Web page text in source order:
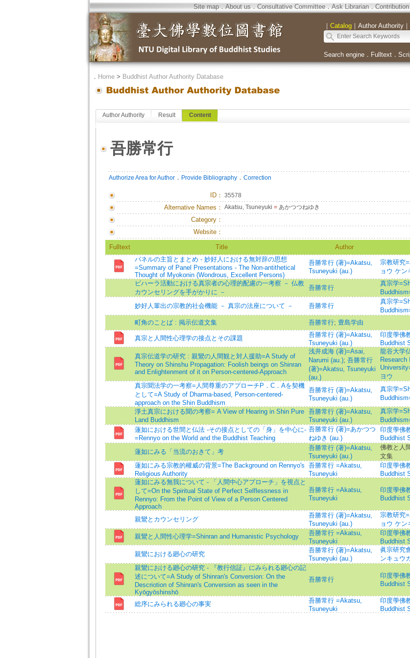
Site map．About us．Consultative Committee．Ask Librarian．Contribution
｜ Catalog｜ Author Authority｜
Search engine． Fulltext．
． Home> Buddhist Author Authority Database
Author Authority Result Content
吾勝常行
Authorize Area for Author． Provide Bibliography． Correction
ID： 35578
Alternative Names： Akatsu, Tsuneyuki =あかつつねゆき
Category：
Website：
Fulltext Title Author
パネルの主旨とまとめ - 妙好人における無対辞の思想
=Summary of Panel Presentations - The Non-antithetical
Thought of Myokonin (Wondrous, Excellent Persons)
吾勝常行 (著)=Akatsu,
Tsuneyuki (au.)
宗教研究
ョウ ケン
ビハーラ活動における真宗者の心理的配慮の一考察 － 仏教
カウンセリングを手がかりに －
吾勝常行
真宗学
妙好人輩出の宗教的社会機能 － 真宗の法座について － 吾勝常行
真宗学
町角のことば : 掲示伝道文集 吾勝常行; 豊島学由
真宗と人間性心理学の接点とその課題
吾勝常行 (著)=Akatsu,
Tsuneyuki (au.)
印度學佛
Buddhist
真宗伝道学の研究 : 親鸞の人間観と対人援助=A Study of
Theory on Shinshu Propagation: Foolish beings on Shinran
and Enlightenment of it on Person-centered-Approach
浅井成海 (著)=Asai,
Narumi (au.); 吾勝常行
(著)=Akatsu, Tsuneyuki
(au.)
龍谷大学
ヨウ
真宗聞法学の一考察=人間尊重のアプローチP．C．Aを契機
として=A Study of Dharma-based, Person-centered-
approach on the Shin Buddhism
吾勝常行 (著)=Akatsu,
Tsuneyuki (au.)
真宗学
淨土真宗における聞の考察= A View of Hearing in Shin Pure
Land Buddhism
吾勝常行 (著)=Akatsu,
Tsuneyuki (au.)
真宗学
蓮如における世間と仏法 -その接点としての「身」を中心に-
=Rennyo on the World and the Buddhist Teaching
吾勝常行 (著)=あかつつ
ねゆき (au.)
印度學佛
Buddhist
蓮如にみる「当流のおきて」考
吾勝常行 (著)=Akatsu,
Tsuneyuki (au.)
佛教と人
文集
蓮如にみる宗教的權威の背景=The Background on Rennyo's
Religious Authority
吾勝常行 =Akatsu,
Tsuneyuki
印度學佛
Buddhist
蓮如にみる無我について - 「人間中心アプローチ」を視点と
して=On the Spiritual State of Perfect Selflessness in
Rennyo: From the Point of View of a Person Centered
Approach
吾勝常行 =Akatsu,
Tsuneyuki
印度學佛
Buddhist
親鸞とカウンセリング
吾勝常行 (著)=Akatsu,
Tsuneyuki (au.)
宗教研究
ョウ ケン
親鸞と人間性心理学=Shinran and Humanistic Psychology
吾勝常行 =Akatsu,
Tsuneyuki
印度學佛
Buddhist
親鸞における廻心の研究
吾勝常行 (著)=Akatsu,
Tsuneyuki (au.)
眞宗研究
ンキュウ
親鸞における廻心の研究 - 『教行信証』にみられる廻心の記
述について=A Study of Shinran's Conversion: On the
Descriotion of Shinran's Conversion as seen in the
Kyōgyōshinshō
吾勝常行
印度學佛
Buddhist
総序にみられる廻心の事実
吾勝常行 =Akatsu,
Tsuneyuki
印度學佛
Buddhist